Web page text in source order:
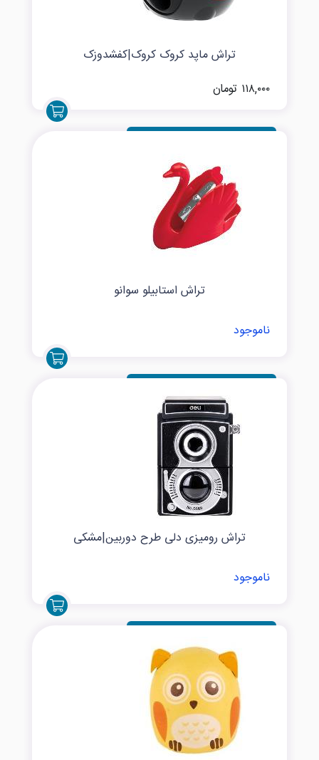
تراش ماپد کروک کروک|کفشدوزک
۱۱۸,۰۰۰ تومان
تراش استابیلو سوانو
ناموجود
تراش رومیزی دلی طرح دوربین|مشکی
ناموجود